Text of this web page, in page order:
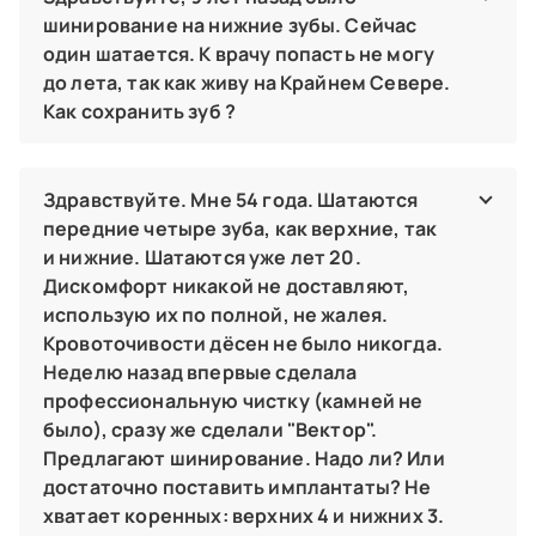
стабильности зубов, нормализации жевательной
функции. Нормализация гигиены — важная часть
комплексного лечения, однако нужны и другие методы.
Например, шинирование зубов для их стабилизации,
нормализации функции жевания. Особенно хорошо
зарекомендовала себя процедура в комплексе с
клинику к стоматологу-пародонтологу, после осмотра и
обследования наши врачи подберут наиболее
подходящий метод лечения. Мы сделаем все, чтобы
спасти зубы от выпадения, добиться ремиссии и
восстановить качество жизни и функцию жевания.
Исаенко Вероника Александровна
стоматолог-терапевт,пародонтолог,
эндодонтист‑микроскопист
шинирование на нижние зубы. Сейчас
один шатается. К врачу попасть не могу
до лета, так как живу на Крайнем Севере.
Как сохранить зуб ?
дальнейшее раскачивание зуба — постарайтесь его не
перегружать. Не кусайте на него и не пережевывайте им
жесткую пищу. Однако эти методы имеют относительную
эффективность. Чтобы сохранить зуб, мы все же
рекомендуем попасть в ближайшее время к стоматологу.
Юнаева Стелла Владимировна
стоматолог‑ортопед,стоматолог-терапевт,
врач высшей категории,детский стоматолог ,
детский стоматолог (12-18 лет)
Здравствуйте. Мне 54 года. Шатаются
передние четыре зуба, как верхние, так
и нижние. Шатаются уже лет 20.
Дискомфорт никакой не доставляют,
использую их по полной, не жалея.
Кровоточивости дёсен не было никогда.
Неделю назад впервые сделала
профессиональную чистку (камней не
было), сразу же сделали "Вектор".
Предлагают шинирование. Надо ли? Или
достаточно поставить имплантаты? Не
хватает коренных: верхних 4 и нижних 3.